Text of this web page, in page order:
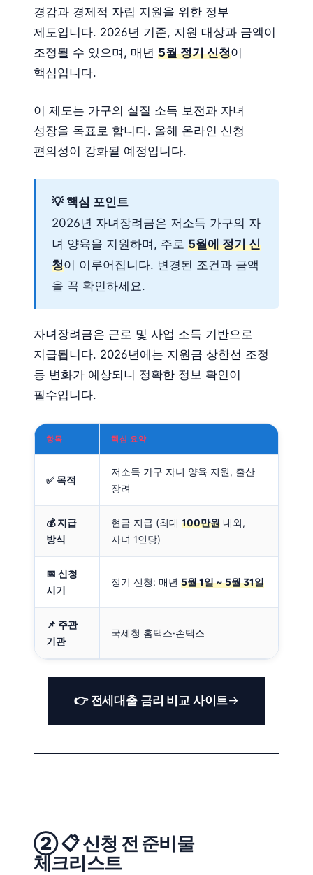
경감과 경제적 자립 지원을 위한 정부
제도입니다. 2026년 기준, 지원 대상과 금액이
조정될 수 있으며, 매년 5월 정기 신청이
핵심입니다.
이 제도는 가구의 실질 소득 보전과 자녀
성장을 목표로 합니다. 올해 온라인 신청
편의성이 강화될 예정입니다.
💡 핵심 포인트
2026년 자녀장려금은 저소득 가구의 자
녀 양육을 지원하며, 주로 5월에 정기 신
청이 이루어집니다. 변경된 조건과 금액
을 꼭 확인하세요.
자녀장려금은 근로 및 사업 소득 기반으로
지급됩니다. 2026년에는 지원금 상한선 조정
등 변화가 예상되니 정확한 정보 확인이
필수입니다.
항목 핵심 요약
✅ 목적
저소득 가구 자녀 양육 지원, 출산
장려
💰 지급
방식
현금 지급 (최대 100만원 내외,
자녀 1인당)
📅 신청
시기
정기 신청: 매년 5월 1일 ~ 5월 31일
📌 주관
기관
국세청 홈택스·손택스
👉 전세대출 금리 비교 사이트
② 📋 신청 전 준비물
체크리스트